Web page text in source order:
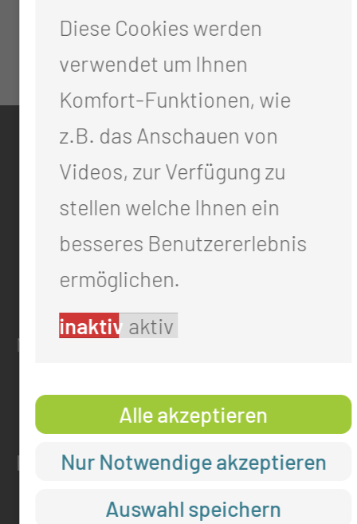
KONTAKT
0355 46 -0
info@mul-ct.de
mul-ct.de
ADRESSE
Medizinische Universität Lausitz - Carl
03048 Cottbus
RECHTLICHES
Impressum
Diese Cookies werden
verwendet um Ihnen
Komfort-Funktionen, wie
z.B. das Anschauen von
Videos, zur Verfügung zu
stellen welche Ihnen ein
besseres Benutzererlebnis
ermöglichen.
inaktiv aktiv
Alle akzeptieren
Nur Notwendige akzeptieren
Auswahl speichern